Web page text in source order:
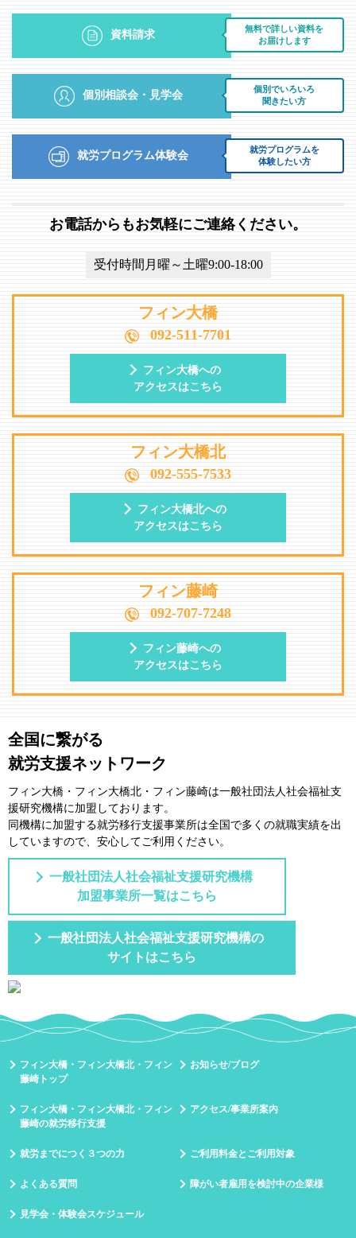
無料で詳しい資料を
お届けします
資料請求
個別でいろいろ
聞きたい方
個別相談会・見学会
就労プログラムを
体験したい方
就労プログラム体験会
お電話からもお気軽にご連絡ください。
受付時間月曜～土曜9:00-18:00
フィン大橋
092-511-7701
フィン大橋への
アクセスはこちら
フィン大橋北
092-555-7533
フィン大橋北への
アクセスはこちら
フィン藤崎
092-707-7248
フィン藤崎への
アクセスはこちら
全国に繋がる
就労支援ネットワーク
フィン大橋・フィン大橋北・フィン藤崎は一般社団法⼈社会福祉⽀
援研究機構に加盟しております。
同機構に加盟する就労移⾏⽀援事業所は全国で多くの就職実績を出
していますので、安⼼してご利⽤ください。
一般社団法人社会福祉支援研究機構
加盟事業所一覧はこちら
一般社団法人社会福祉支援研究機構の
サイトはこちら
フィン大橋・フィン大橋北・フィン
藤崎トップ
お知らせ/ブログ
フィン大橋・フィン大橋北・フィン
藤崎の就労移行支援
アクセス/事業所案内
就労までにつく３つの力 ご利用料金とご利用対象
よくある質問 障がい者雇用を検討中の企業様
見学会・体験会スケジュール